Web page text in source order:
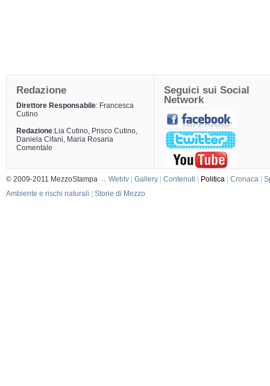
Redazione
Direttore Responsabile: Francesca
Cutino
Redazione:Lia Cutino, Prisco Cutino,
Daniela Cifani, Maria Rosaria
Comentale
Seguici sui Social
Network
© 2009-2011 MezzoStampa → Webtv Gallery Contenuti Politica Cronaca
Ambiente e rischi naturali Storie di Mezzo